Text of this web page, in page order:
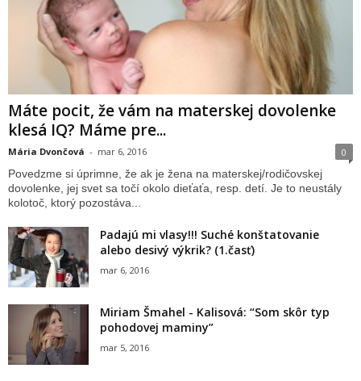
Máte pocit, že vám na materskej dovolenke
klesá IQ? Máme pre...
Mária Dvončová - mar 6, 2016 0
Povedzme si úprimne, že ak je žena na materskej/rodičovskej
dovolenke, jej svet sa točí okolo dieťaťa, resp. detí. Je to neustály
kolotoč, ktorý pozostáva...
Padajú mi vlasy!!! Suché konštatovanie
alebo desivý výkrik? (1.časť)
mar 6, 2016
Miriam Šmahel - Kalisová: “Som skôr typ
pohodovej maminy”
mar 5, 2016